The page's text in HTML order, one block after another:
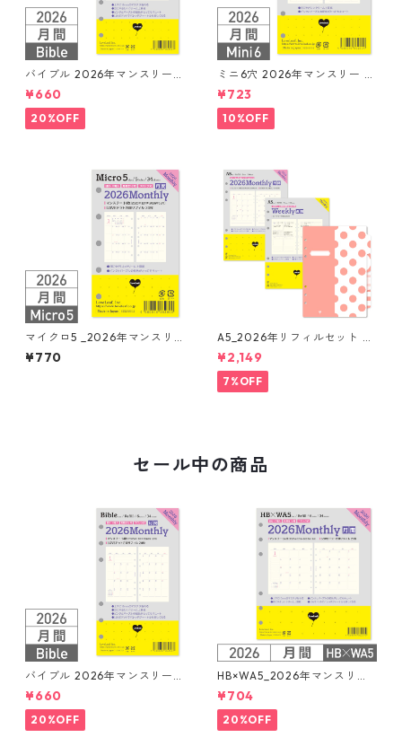
バイブル 2026年マンスリー
月間ブロック+LOVEドット罫
システム手帳リフィル
¥660
20%OFF
ミニ6穴 2026年マンスリー 月
間ブロック+LOVEドット罫 シ
ステム手帳リフィル
¥723
10%OFF
マイクロ5 _2026年マンスリ
ー 月間ブロック+LOVEドット
罫 システム手帳リフィル
¥770
A5_2026年リフィルセット シ
ステム手帳 ★送料無料★
¥2,149
7%OFF
セール中の商品
バイブル 2026年マンスリー
月間ブロック+LOVEドット罫
システム手帳リフィル
¥660
20%OFF
HB×WA5_2026年マンスリー
月間ブロック+LOVEドット罫
システム手帳リフィル
¥704
20%OFF